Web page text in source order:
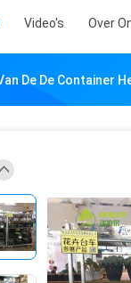
Video's Over
De De Container